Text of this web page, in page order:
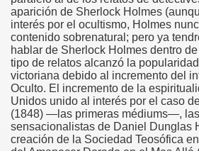
aparición de Sherlock Holmes
interés por el ocultismo, Holmes
contenido sobrenatural; pero ya
hablar de Sherlock Holmes dentro
tipo de relatos alcanzó la
victoriana debido al incremento del
Oculto. El incremento de la
Unidos unido al interés por el caso
(1848) —las primeras médiums—,
sensacionalistas de Daniel Dunglas
creación de la Sociedad Teosófica